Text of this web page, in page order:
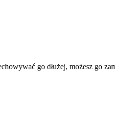
go dłużej, możesz go